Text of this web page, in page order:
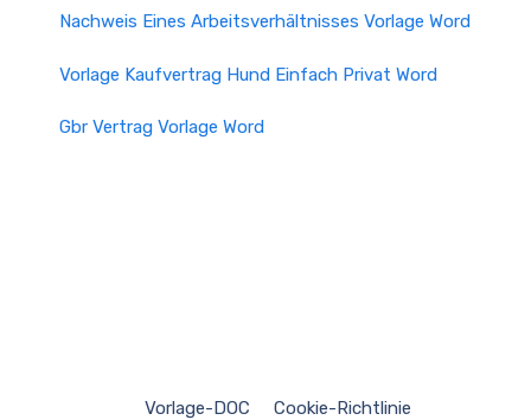
Nachweis Eines Arbeitsverhältnisses Vorlage Word
Vorlage Kaufvertrag Hund Einfach Privat Word
Gbr Vertrag Vorlage Word
Vorlage-DOC
Cookie-Richtlinie